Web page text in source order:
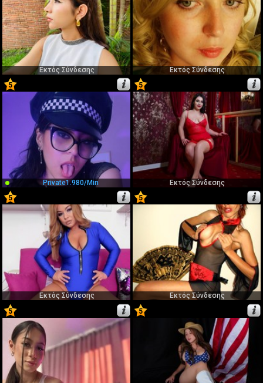
Εκτός Σύνδεσης
Εκτός Σύνδεσης
5
53
Private1.980/min
5
54
Εκτός Σύνδεσης
5
55
Εκτός Σύνδεσης
5
Εκτός Σύνδεσης
5
5